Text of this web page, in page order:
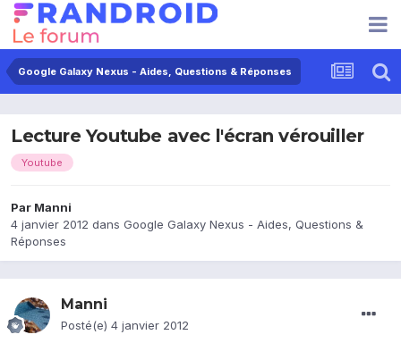
Google Galaxy Nexus - Aides, Questions & Réponses
Lecture Youtube avec l'écran vérouiller
Youtube
Par Manni
4 janvier 2012 dans Google Galaxy Nexus - Aides, Questions &
Réponses
Manni
Posté(e) 4 janvier 2012